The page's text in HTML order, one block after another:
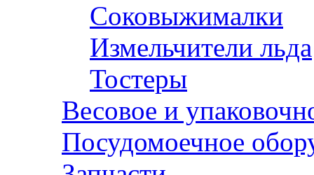
Соковыжималки
Измельчители льда
Тостеры
Весовое и
Посудомоечное